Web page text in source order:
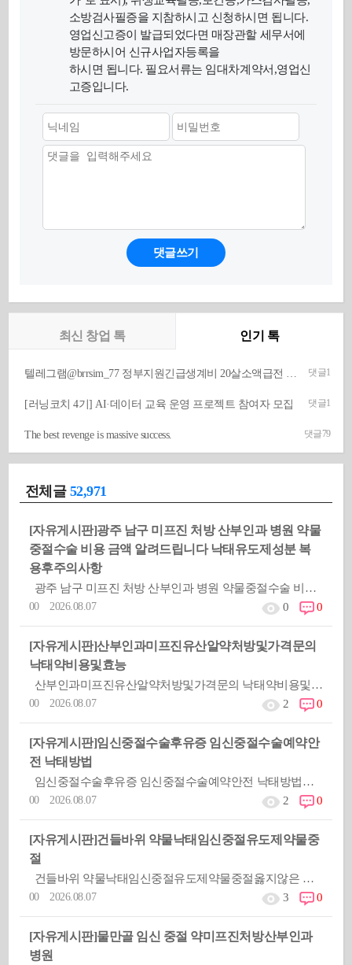
소방검사필증을 지참하시고 신청하시면 됩니다.
영업신고증이 발급되었다면 매장관할 세무서에
방문하시어 신규사업자등록을
하시면 됩니다. 필요서류는 임대차계약서,영업신
고증입니다.
댓글쓰기
최신 창업 톡 인기 톡
텔레그램@brrsim_77 정부지원긴급생계비 20살소액급전 뽀로로통신 선불유심매입 급전 선불유심내구제 선불유심구매 막심삽니다 댓글1
[러닝코치 4기] AI·데이터 교육 운영 프로젝트 참여자 모집 댓글1
The best revenge is massive success. 댓글79
전체글 52,971
[자유게시판]광주 남구 미프진 처방 산부인과 병원 약물
중절수술 비용 금액 알려드립니다 낙태유도제성분 복
용후주의사항
광주 남구 미프진 처방 산부인과 병원 약물중절수술 비용 금액 알려드립니다 낙태유도제성분 복용후주의사항옳지않은 피임방
00 2026.08.07 0 0
[자유게시판]산부인과미프진유산알약처방및가격문의
낙태약비용및효능
산부인과미프진유산알약처방및가격문의 낙태약비용및효능옳지않은 피임방법을 사용했거나 피임실패로 인해 원하지 않
00 2026.08.07 2 0
[자유게시판]임신중절수술후유증 임신중절수술예약안
전 낙­태방법
임신중절수술후유증 임신중절수술예약안전 낙­태방법옳지않은 피임방법을 사용했거나 피임실패로 인해 원하지 않는
00 2026.08.07 2 0
[자유게시판]건들바위 약물낙태임신중절유도제약물중
절
건들바위 약물낙태임신중절유도제약물중절옳지않은 피임방법을 사용했거나 피임실패로 인해 원하지 않는 임신을 하
00 2026.08.07 3 0
[자유게시판]물만골 임신 중절 약미프진처방산부인과
병원